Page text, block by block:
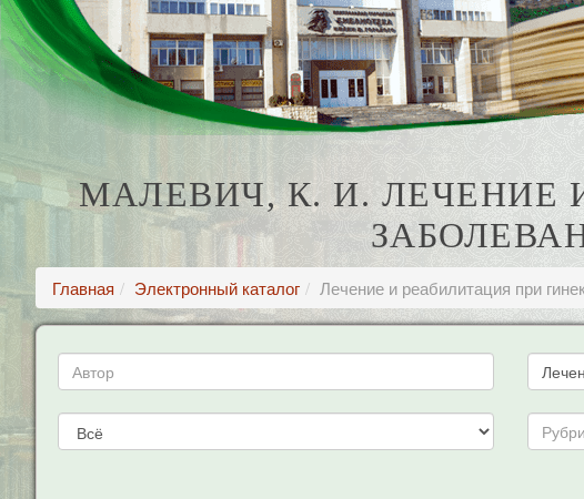
МАЛЕВИЧ, К. И. ЛЕЧЕНИЕ
Главная Электронный каталог Лечение и реабилитация при